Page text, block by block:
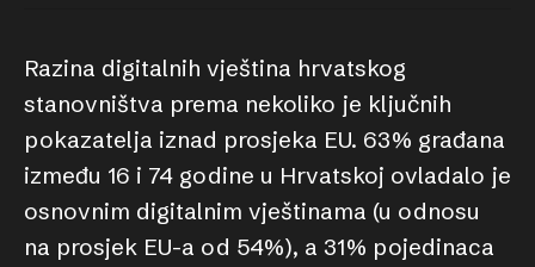
Razina digitalnih vještina hrvatskog
stanovništva prema nekoliko je ključnih
pokazatelja iznad prosjeka EU. 63% građana
između 16 i 74 godine u Hrvatskoj ovladalo je
osnovnim digitalnim vještinama (u odnosu
na prosjek EU-a od 54%), a 31% pojedinaca